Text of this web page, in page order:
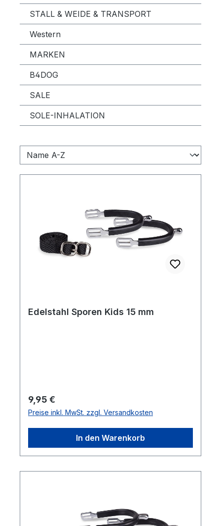
STALL & WEIDE & TRANSPORT
Western
MARKEN
B4DOG
SALE
SOLE-INHALATION
Edelstahl Sporen Kids 15 mm
Regulärer Preis:
9,95 €
Preise inkl. MwSt. zzgl. Versandkosten
In den Warenkorb